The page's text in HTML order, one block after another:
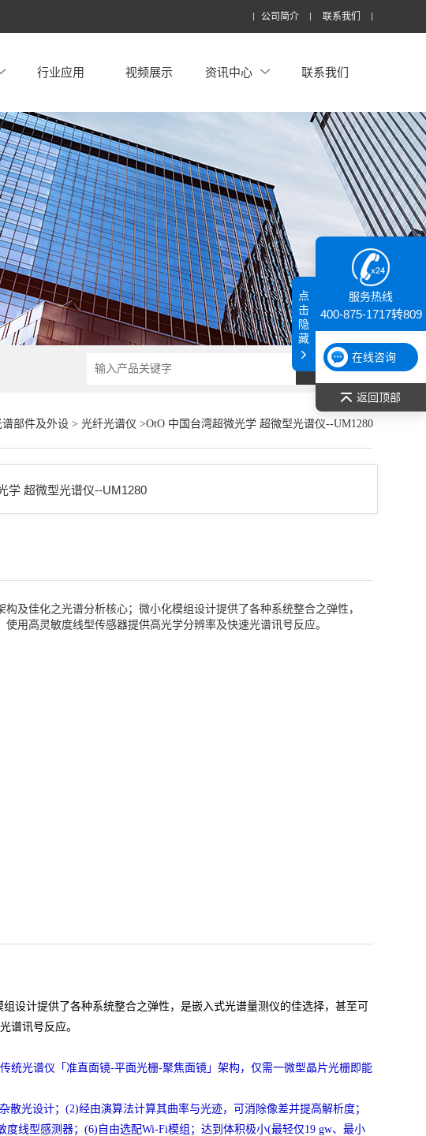
公司简介 联系我们
行业应用 视频展示 资讯中心 联系我们
谱部件及外设> 光纤光谱仪 >OtO 中国台湾超微光学 超微型光谱仪--UM1280
及佳化之光谱分析核心；微小化模组设计提供了各种系统整合之弹性，
用高灵敏度线型传感器提供高光学分辨率及快速光谱讯号反应。
设计提供了各种系统整合之弹性，是嵌入式光谱量测仪的佳选择，甚至可
谱讯号反应。
统光谱仪「准直面镜-平面光栅-聚焦面镜」架构，仅需一微型晶片光栅即能
光设计；(2)经由演算法计算其曲率与光迹，可消除像差并提高解析度；
线型感测器；(6)自由选配Wi-Fi模组；达到体积极小(最轻仅19 gw、最小
服务热线
400-875-1717转809
在线咨询
返回顶部
点
击
隐
藏